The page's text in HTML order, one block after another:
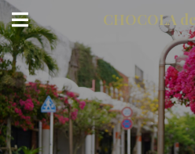
CHOCOLA